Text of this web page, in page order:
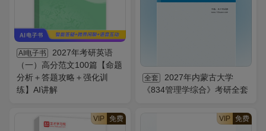
AI电子书
2027年考研英语
（一）高分范文100篇【命题
分析＋答题攻略＋强化训
练】AI讲解
全套
2027年内蒙古大学
《834管理学综合》考研全套
VIP 免费 VIP 免费